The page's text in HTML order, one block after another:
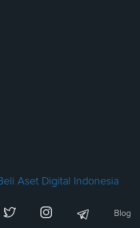
Aset Digital Indonesia
Blog